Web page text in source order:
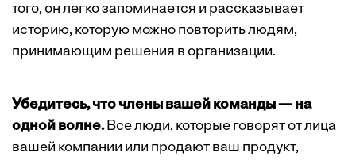
того, он легко запоминается и рассказывает
историю, которую можно повторить людям,
принимающим решения в организации.
Убедитесь, что члены вашей команды — на
одной волне.Все люди, которые говорят от лица
вашей компании или продают ваш продукт,